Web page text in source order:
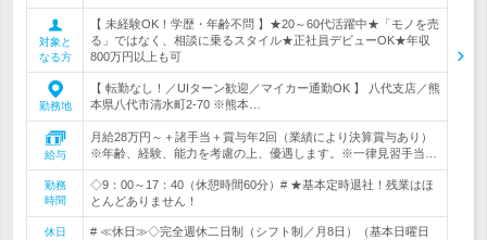
対象と
なる方
【 未経験OK！学歴・年齢不問 】★20～60代活躍中★「モノを売
る」ではなく、相談に乗るスタイル★正社員デビューOK★年収
800万円以上も可
勤務地
【 転勤なし！／UIターン歓迎／マイカー通勤OK 】 八代支店／熊
本県八代市清水町2-70 ※熊本…
給与
月給28万円～＋諸手当＋賞与年2回（業績により決算賞与あり）
※年齢、経験、能力を考慮の上、優遇します。※一律見習手当…
勤務
時間
◇9：00～17：40（休憩時間60分）# ★基本定時退社！残業はほ
とんどありません！
休日
# ≪休日≫◇完全週休二日制（シフト制／月8日）（基本日曜日